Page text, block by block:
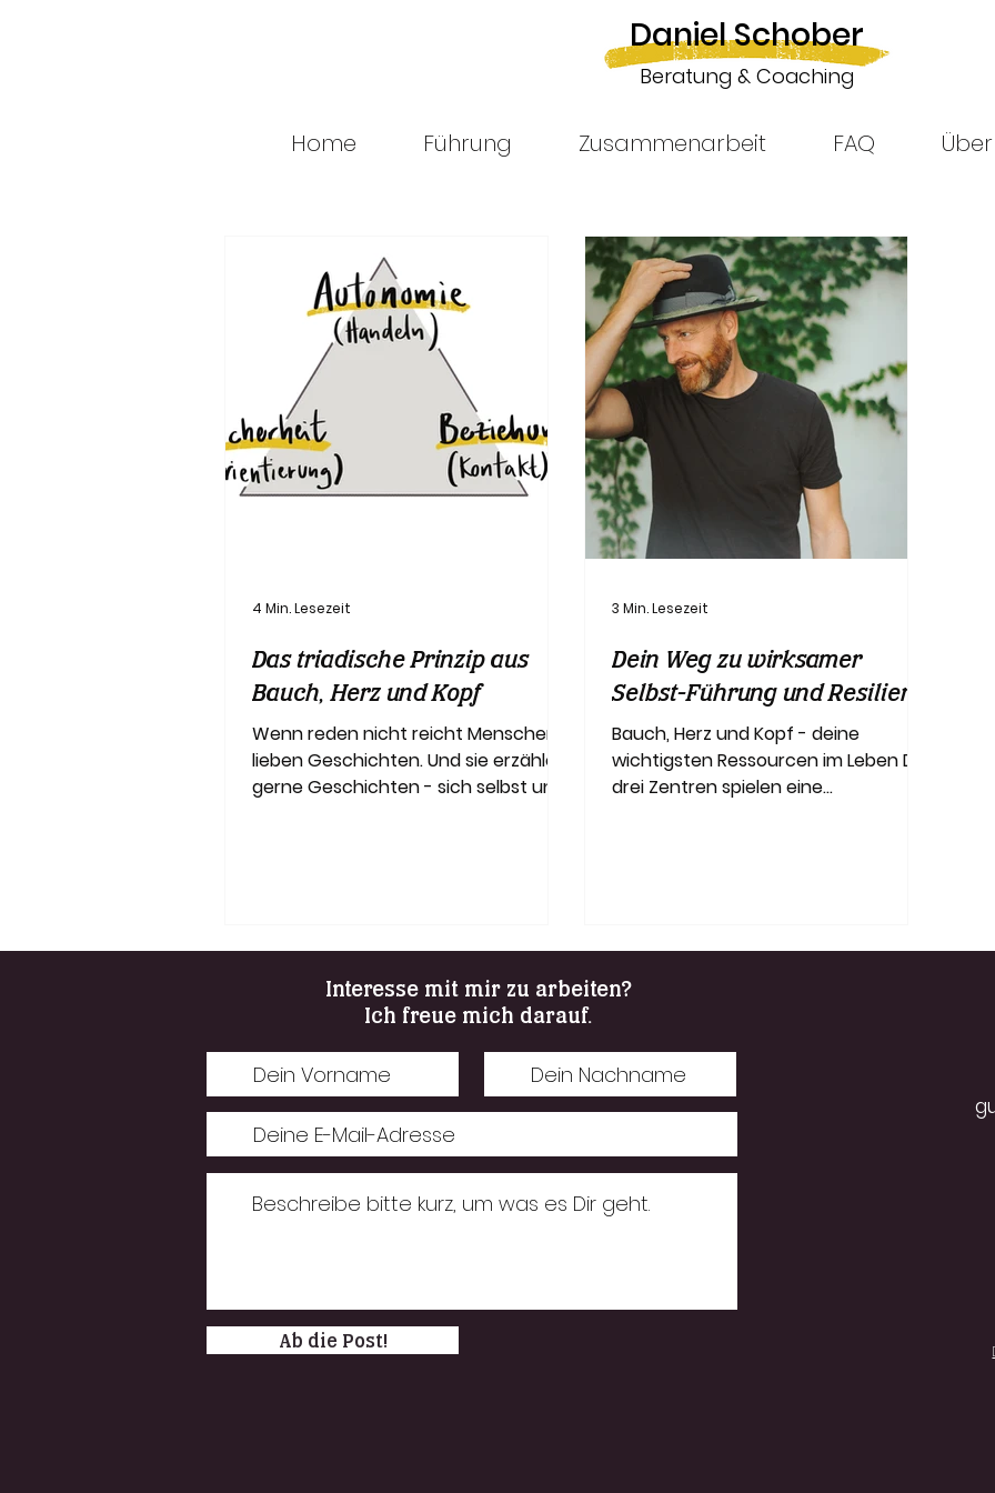
Daniel Schober
Beratung & Coaching
Home Führung Zusammenarbeit FAQ
Das triadische Prinzip aus
Bauch, Herz und Kopf
Wenn reden nicht reicht Menschen
lieben Geschichten. Und sie erzählen
gerne Geschichten - sich selbst und
4 Min. Lesezeit
Dein Weg zu wirksamer
Selbst-Führung und Resilienz
Bauch, Herz und Kopf - deine
wichtigsten Ressourcen im Leben Die
drei Zentren spielen eine
3 Min. Lesezeit
Interesse mit mir zu arbeiten?
Ich freue mich darauf.
Ab die Post!